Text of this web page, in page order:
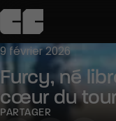
L’école
Découvrir
Admission
Découvrir
Campus
Découvrir
Pédagogie
Découvrir
Agenda
Découvrir
9 février 2026
Furcy, né
cœur du
PARTAGER